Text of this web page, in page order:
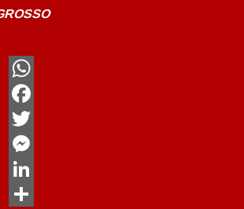
WhatsApp
Facebook
Twitter
Messenger
LinkedIn